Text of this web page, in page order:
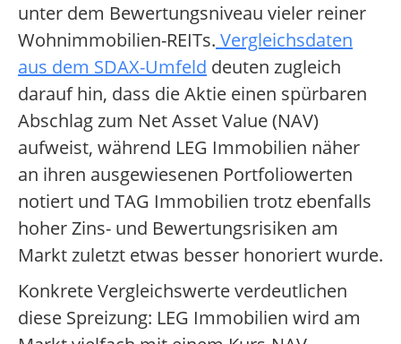
unter dem Bewertungsniveau vieler reiner
Wohnimmobilien-REITs. Vergleichsdaten
aus dem SDAX-Umfeld deuten zugleich
darauf hin, dass die Aktie einen spürbaren
Abschlag zum Net Asset Value (NAV)
aufweist, während LEG Immobilien näher
an ihren ausgewiesenen Portfoliowerten
notiert und TAG Immobilien trotz ebenfalls
hoher Zins- und Bewertungsrisiken am
Markt zuletzt etwas besser honoriert wurde.
Konkrete Vergleichswerte verdeutlichen
diese Spreizung: LEG Immobilien wird am